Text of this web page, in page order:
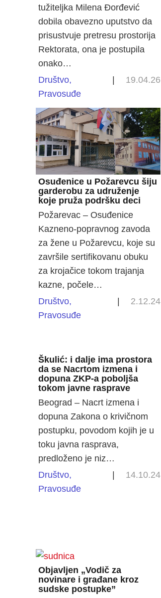
tužiteljka Milena Đorđević
dobila obavezno uputstvo da
prisustvuje pretresu prostorija
Rektorata, ona je postupila
onako…
Društvo,
Pravosuđe
| 19.04.26
Osuđenice u Požarevcu šiju
garderobu za udruženje
koje pruža podršku deci
Požarevac – Osuđenice
Kazneno-popravnog zavoda
za žene u Požarevcu, koje su
završile sertifikovanu obuku
za krojačice tokom trajanja
kazne, počele…
Društvo,
Pravosuđe
| 2.12.24
Škulić: i dalje ima prostora
da se Nacrtom izmena i
dopuna ZKP-a poboljša
tokom javne rasprave
Beograd – Nacrt izmena i
dopuna Zakona o krivičnom
postupku, povodom kojih je u
toku javna rasprava,
predloženo je niz…
Društvo,
Pravosuđe
| 14.10.24
Objavljen „Vodič za
novinare i građane kroz
sudske postupke”